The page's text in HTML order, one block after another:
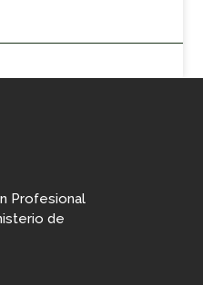
Profesional
de